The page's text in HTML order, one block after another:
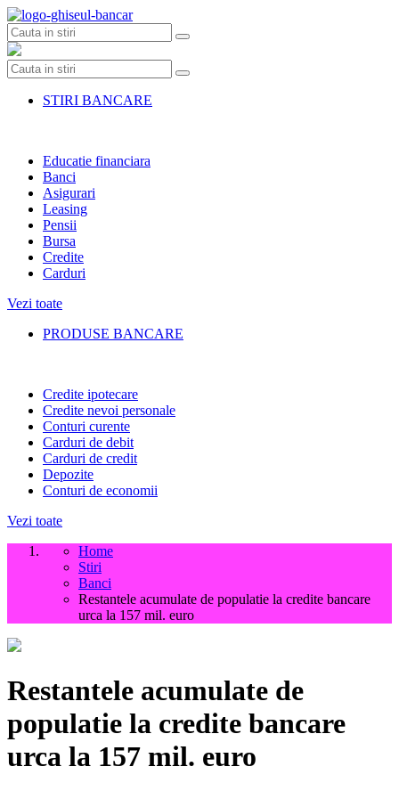
Skip
to
content
STIRI BANCARE
Educatie financiara
Banci
Asigurari
Leasing
Pensii
Bursa
Credite
Carduri
Vezi toate
PRODUSE BANCARE
Credite ipotecare
Credite nevoi personale
Conturi curente
Carduri de debit
Carduri de credit
Depozite
Conturi de economii
Vezi toate
Home
Stiri
Banci
Restantele acumulate de populatie la credite bancare
urca la 157 mil. euro
Restantele acumulate de
populatie la credite bancare
urca la 157 mil. euro